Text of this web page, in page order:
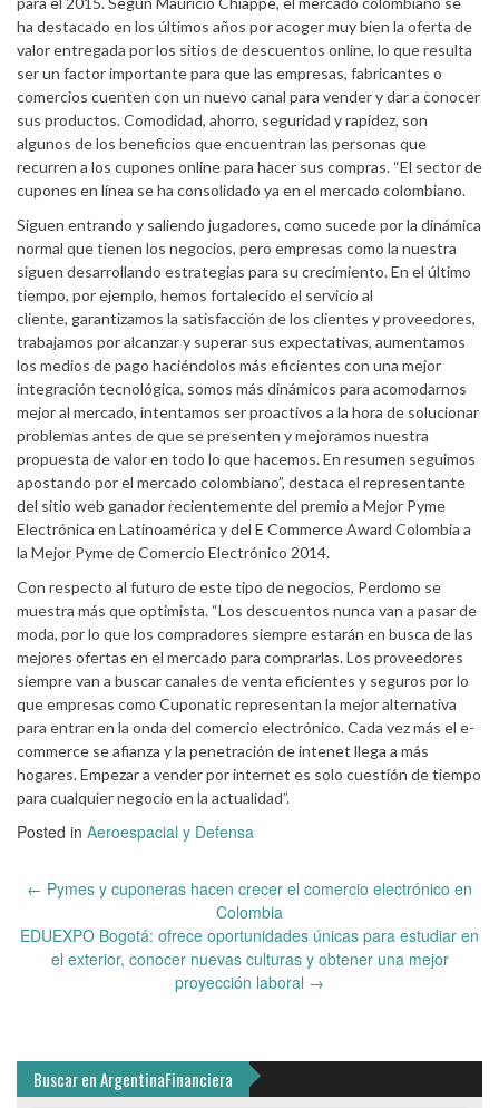
ha destacado en los últimos años por acoger muy bien la oferta de
valor entregada por los sitios de descuentos online, lo que resulta
ser un factor importante para que las empresas, fabricantes o
comercios cuenten con un nuevo canal para vender y dar a conocer
sus productos. Comodidad, ahorro, seguridad y rapidez, son
algunos de los beneficios que encuentran las personas que
recurren a los cupones online para hacer sus compras. “El sector de
cupones en línea se ha consolidado ya en el mercado colombiano.
Siguen entrando y saliendo jugadores, como sucede por la dinámica
normal que tienen los negocios, pero empresas como la nuestra
siguen desarrollando estrategias para su crecimiento. En el último
tiempo, por ejemplo, hemos fortalecido el servicio al
cliente, garantizamos la satisfacción de los clientes y proveedores,
trabajamos por alcanzar y superar sus expectativas, aumentamos
los medios de pago haciéndolos más eficientes con una mejor
integración tecnológica, somos más dinámicos para acomodarnos
mejor al mercado, intentamos ser proactivos a la hora de solucionar
problemas antes de que se presenten y mejoramos nuestra
propuesta de valor en todo lo que hacemos. En resumen seguimos
apostando por el mercado colombiano”, destaca el representante
del sitio web ganador recientemente del premio a Mejor Pyme
Electrónica en Latinoamérica y del E Commerce Award Colombia a
la Mejor Pyme de Comercio Electrónico 2014.
Con respecto al futuro de este tipo de negocios, Perdomo se
muestra más que optimista. “Los descuentos nunca van a pasar de
moda, por lo que los compradores siempre estarán en busca de las
mejores ofertas en el mercado para comprarlas. Los proveedores
siempre van a buscar canales de venta eficientes y seguros por lo
que empresas como Cuponatic representan la mejor alternativa
para entrar en la onda del comercio electrónico. Cada vez más el e-
commerce se afianza y la penetración de intenet llega a más
hogares. Empezar a vender por internet es solo cuestión de tiempo
para cualquier negocio en la actualidad”.
Posted in Aeroespacial y Defensa
Post
← Pymes y cuponeras hacen crecer el comercio electrónico en
Colombia
EDUEXPO Bogotá: ofrece oportunidades únicas para estudiar en
el exterior, conocer nuevas culturas y obtener una mejor
proyección laboral →
Buscar en ArgentinaFinanciera